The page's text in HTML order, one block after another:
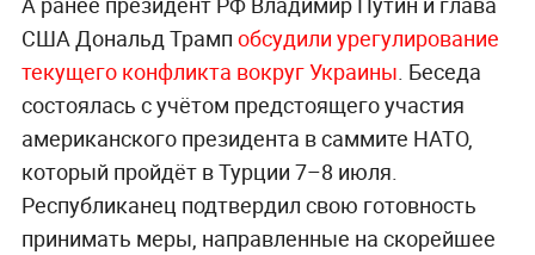
США Дональд Трамп обсудили урегулирование
текущего конфликта вокруг Украины. Беседа
состоялась с учётом предстоящего участия
американского президента в саммите НАТО,
который пройдёт в Турции 7–8 июля.
Республиканец подтвердил свою готовность
принимать меры, направленные на скорейшее